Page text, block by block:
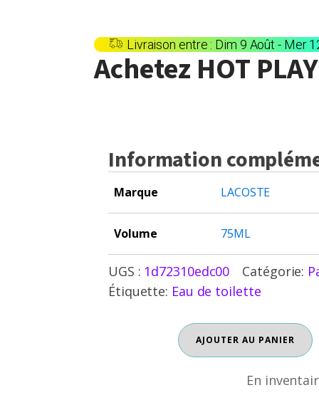
Livraison entre : Dim 9 Août - Mer
Achetez HOT PLAY
Information
Marque LACOSTE
Volume 75ML
UGS : 1d72310edc00 Catégorie:
Étiquette: Eau de toilette
quantité
de
AJOUTER AU PANIER
En